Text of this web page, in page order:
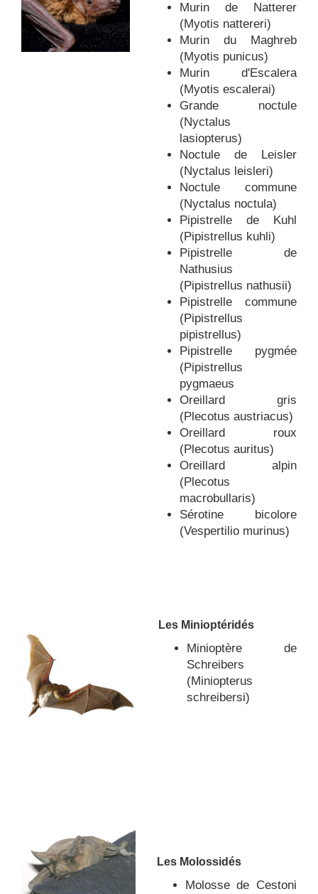
Murin de Natterer
(Myotis nattereri)
Murin du Maghreb
(Myotis punicus)
Murin d'Escalera
(Myotis escalerai)
Grande noctule
(Nyctalus
lasiopterus)
Noctule de Leisler
(Nyctalus leisleri)
Noctule commune
(Nyctalus noctula)
Pipistrelle de Kuhl
(Pipistrellus kuhli)
Pipistrelle de
Nathusius
(Pipistrellus nathusii)
Pipistrelle commune
(Pipistrellus
pipistrellus)
Pipistrelle pygmée
(Pipistrellus
pygmaeus
Oreillard gris
(Plecotus austriacus)
Oreillard roux
(Plecotus auritus)
Oreillard alpin
(Plecotus
macrobullaris)
Sérotine bicolore
(Vespertilio murinus)
Les Minioptéridés
Minioptère de
Schreibers
(Miniopterus
schreibersi)
Les Molossidés
Molosse de Cestoni